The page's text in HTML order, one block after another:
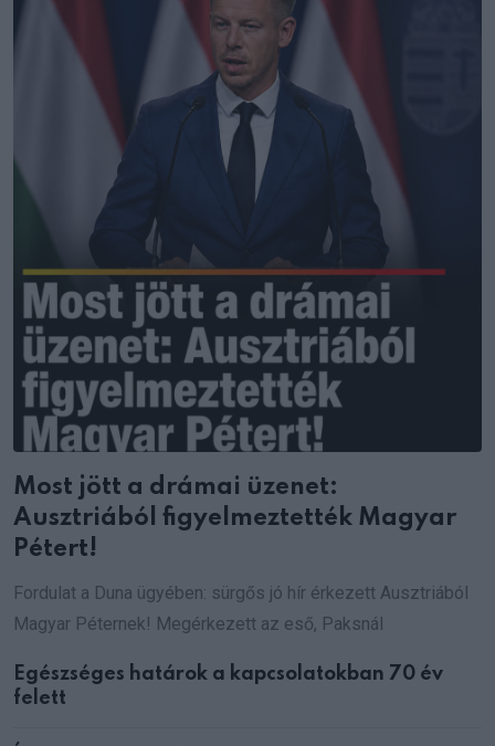
Most jött a drámai üzenet:
Ausztriából figyelmeztették Magyar
Pétert!
Fordulat a Duna ügyében: sürgős jó hír érkezett Ausztriából
Magyar Péternek! Megérkezett az eső, Paksnál
Egészséges határok a kapcsolatokban 70 év
felett